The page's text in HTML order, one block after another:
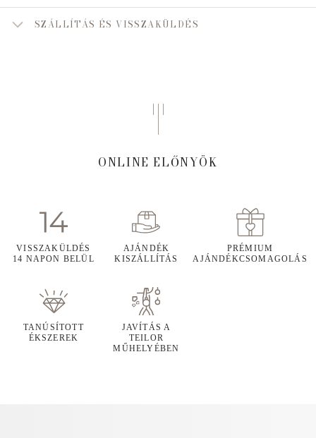
SZÁLLÍTÁS ÉS VISSZAKÜLDÉS
ONLINE ELŐNYÖK
VISSZAKÜLDÉS
14 NAPON BELÜL
AJÁNDÉK
KISZÁLLÍTÁS
PRÉMIUM
AJÁNDÉKCSOMAGOLÁS
TANÚSÍTOTT
ÉKSZEREK
JAVÍTÁS A
TEILOR
MŰHELYÉBEN